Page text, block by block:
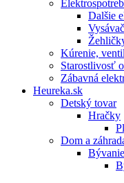
Dalšie
Kúrenie,
Starostlivosť
Zábavná
Heureka.sk
Detský tovar
Hračky
Dom a